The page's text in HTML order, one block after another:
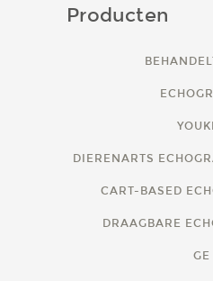
Producten
DIERENARTS
CART-BASED
DRAAGBARE
GE